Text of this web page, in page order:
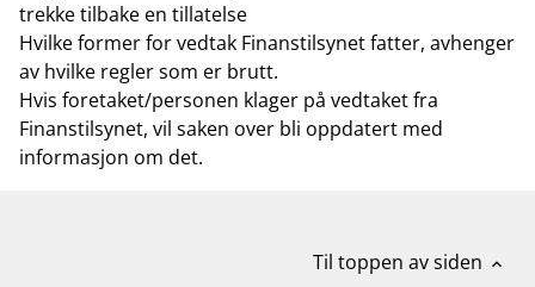
trekke tilbake en tillatelse
Hvilke former for vedtak Finanstilsynet fatter, avhenger
av hvilke regler som er brutt.
Hvis foretaket/personen klager på vedtaket fra
Finanstilsynet, vil saken over bli oppdatert med
informasjon om det.
Til toppen av siden expand_less